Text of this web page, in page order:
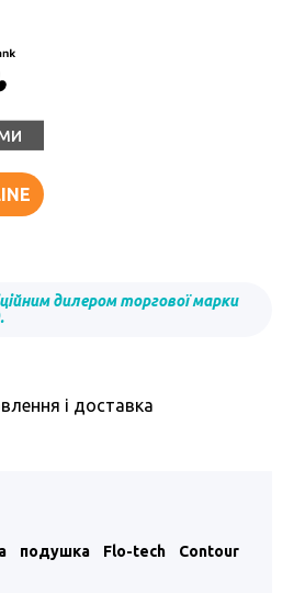
дилером торгової марки
і доставка
подушка Flo-tech Contour